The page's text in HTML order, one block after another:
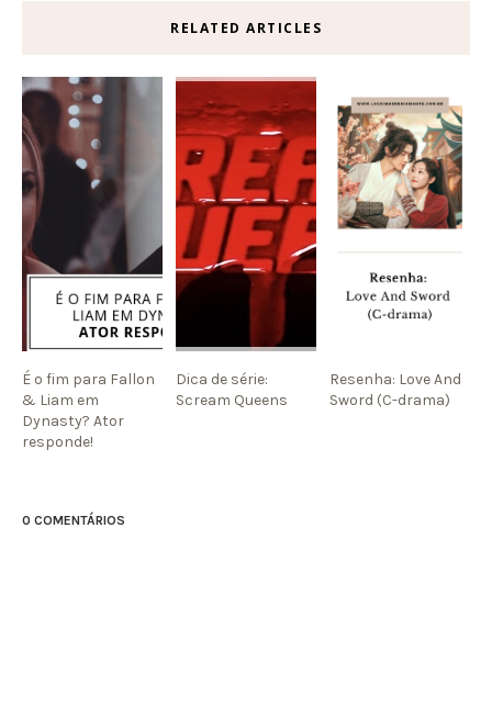
RELATED ARTICLES
É o fim para Fallon
& Liam em
Dynasty? Ator
responde!
Dica de série:
Scream Queens
Resenha: Love And
Sword (C-drama)
0 COMENTÁRIOS